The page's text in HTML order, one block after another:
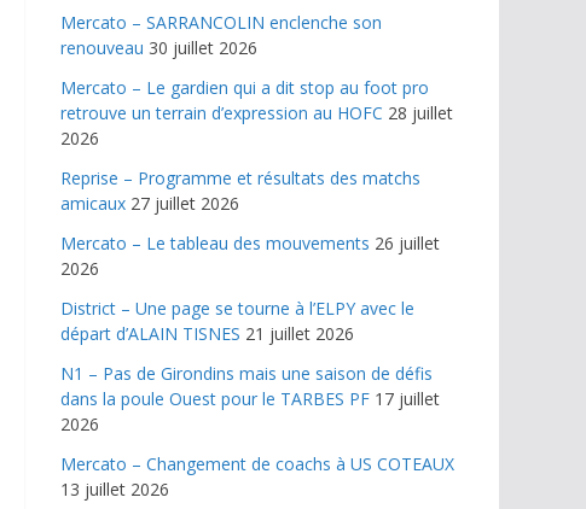
Mercato – SARRANCOLIN enclenche son
renouveau 30 juillet 2026
Mercato – Le gardien qui a dit stop au foot pro
retrouve un terrain d’expression au HOFC 28 juillet
2026
Reprise – Programme et résultats des matchs
amicaux 27 juillet 2026
Mercato – Le tableau des mouvements 26 juillet
2026
District – Une page se tourne à l’ELPY avec le
départ d’ALAIN TISNES 21 juillet 2026
N1 – Pas de Girondins mais une saison de défis
dans la poule Ouest pour le TARBES PF 17 juillet
2026
Mercato – Changement de coachs à US COTEAUX
13 juillet 2026